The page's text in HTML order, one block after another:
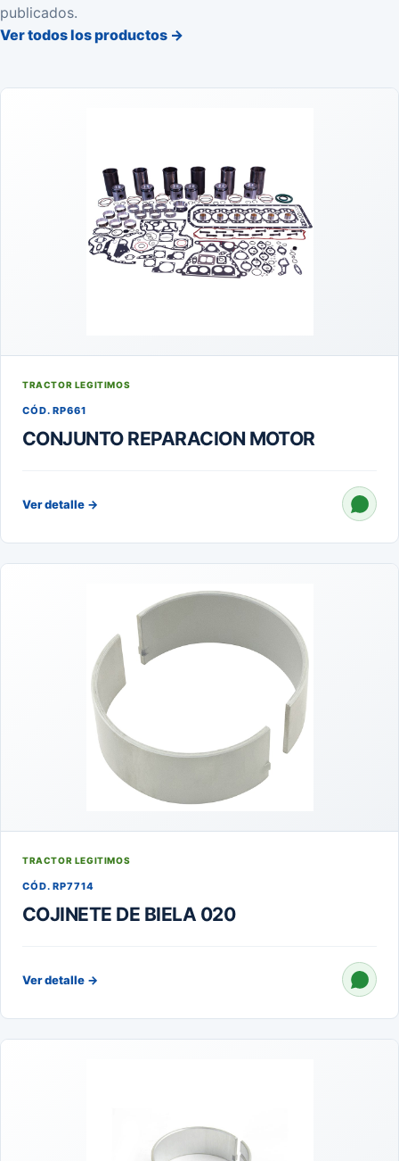
publicados.
Ver todos los productos →
TRACTOR LEGITIMOS
CÓD. RP661
CONJUNTO REPARACION MOTOR
Ver detalle →
TRACTOR LEGITIMOS
CÓD. RP7714
COJINETE DE BIELA 020
Ver detalle →